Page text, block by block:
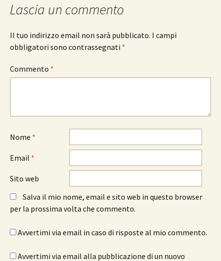
Lascia un commento
Il tuo indirizzo email non sarà pubblicato. I campi
obbligatori sono contrassegnati *
Commento *
Nome *
Email *
Sito web
Salva il mio nome, email e sito web in questo browser
per la prossima volta che commento.
Avvertimi via email in caso di risposte al mio commento.
Avvertimi via email alla pubblicazione di un nuovo